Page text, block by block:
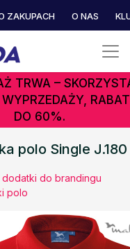
ZAKUPACH O NAS
TRWA –
DO 60%.
polo Single
dodatki do brandingu
polo